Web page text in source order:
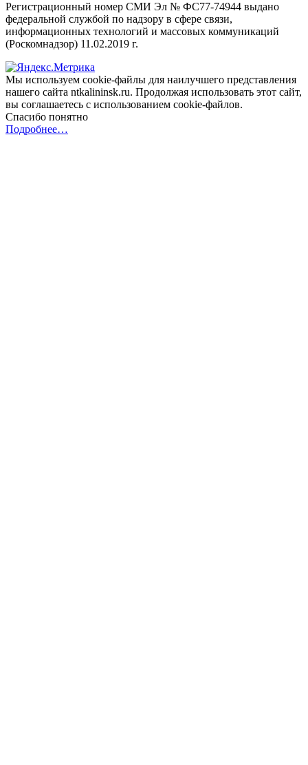
Регистрационный номер СМИ Эл № ФС77-74944 выдано
федеральной службой по надзору в сфере связи,
информационных технологий и массовых коммуникаций
(Роскомнадзор) 11.02.2019 г.
Мы используем cookie-файлы для наилучшего представления
нашего сайта ntkalininsk.ru. Продолжая использовать этот сайт,
вы соглашаетесь с использованием cookie-файлов.
Спасибо понятно
Подробнее…